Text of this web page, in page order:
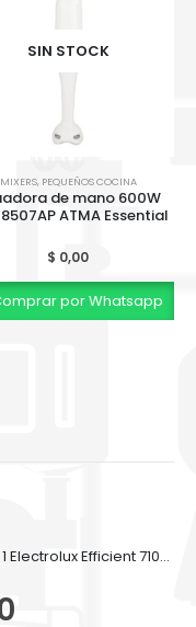
SIN STOCK
MIXERS, PEQUEÑOS COCINA
de mano 600W
ATMA Essential
$ 0,00
por Whatsapp
Miniprocesadora 3 en 1 Electrolux Efficient 710ml EFP500